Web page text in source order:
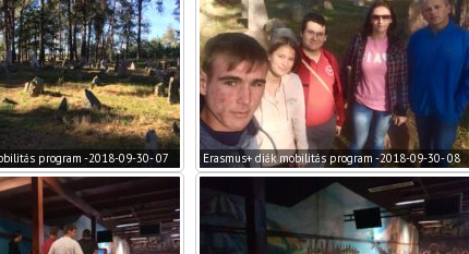
program -2018-09-30- 07 Erasmus+ diák mobilitás program -2018-09-30- 08